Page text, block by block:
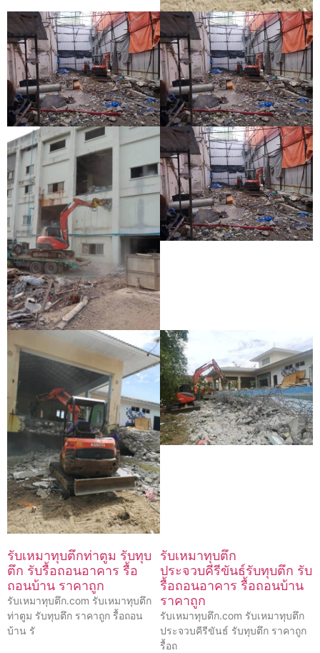
รับเหมาทุบตึกท่าตูม รับทุบ
ตึก รับรื้อถอนอาคาร รื้อ
ถอนบ้าน ราคาถูก
รับเหมาทุบตึก.com รับเหมาทุบตึก
ท่าตูม รับทุบตึก ราคาถูก รื้อถอน
บ้าน รั
รับเหมาทุบตึก
ประจวบคีรีขันธ์รับทุบตึก รับ
รื้อถอนอาคาร รื้อถอนบ้าน
ราคาถูก
รับเหมาทุบตึก.com รับเหมาทุบตึก
ประจวบคีรีขันธ์ รับทุบตึก ราคาถูก
รื้อถ